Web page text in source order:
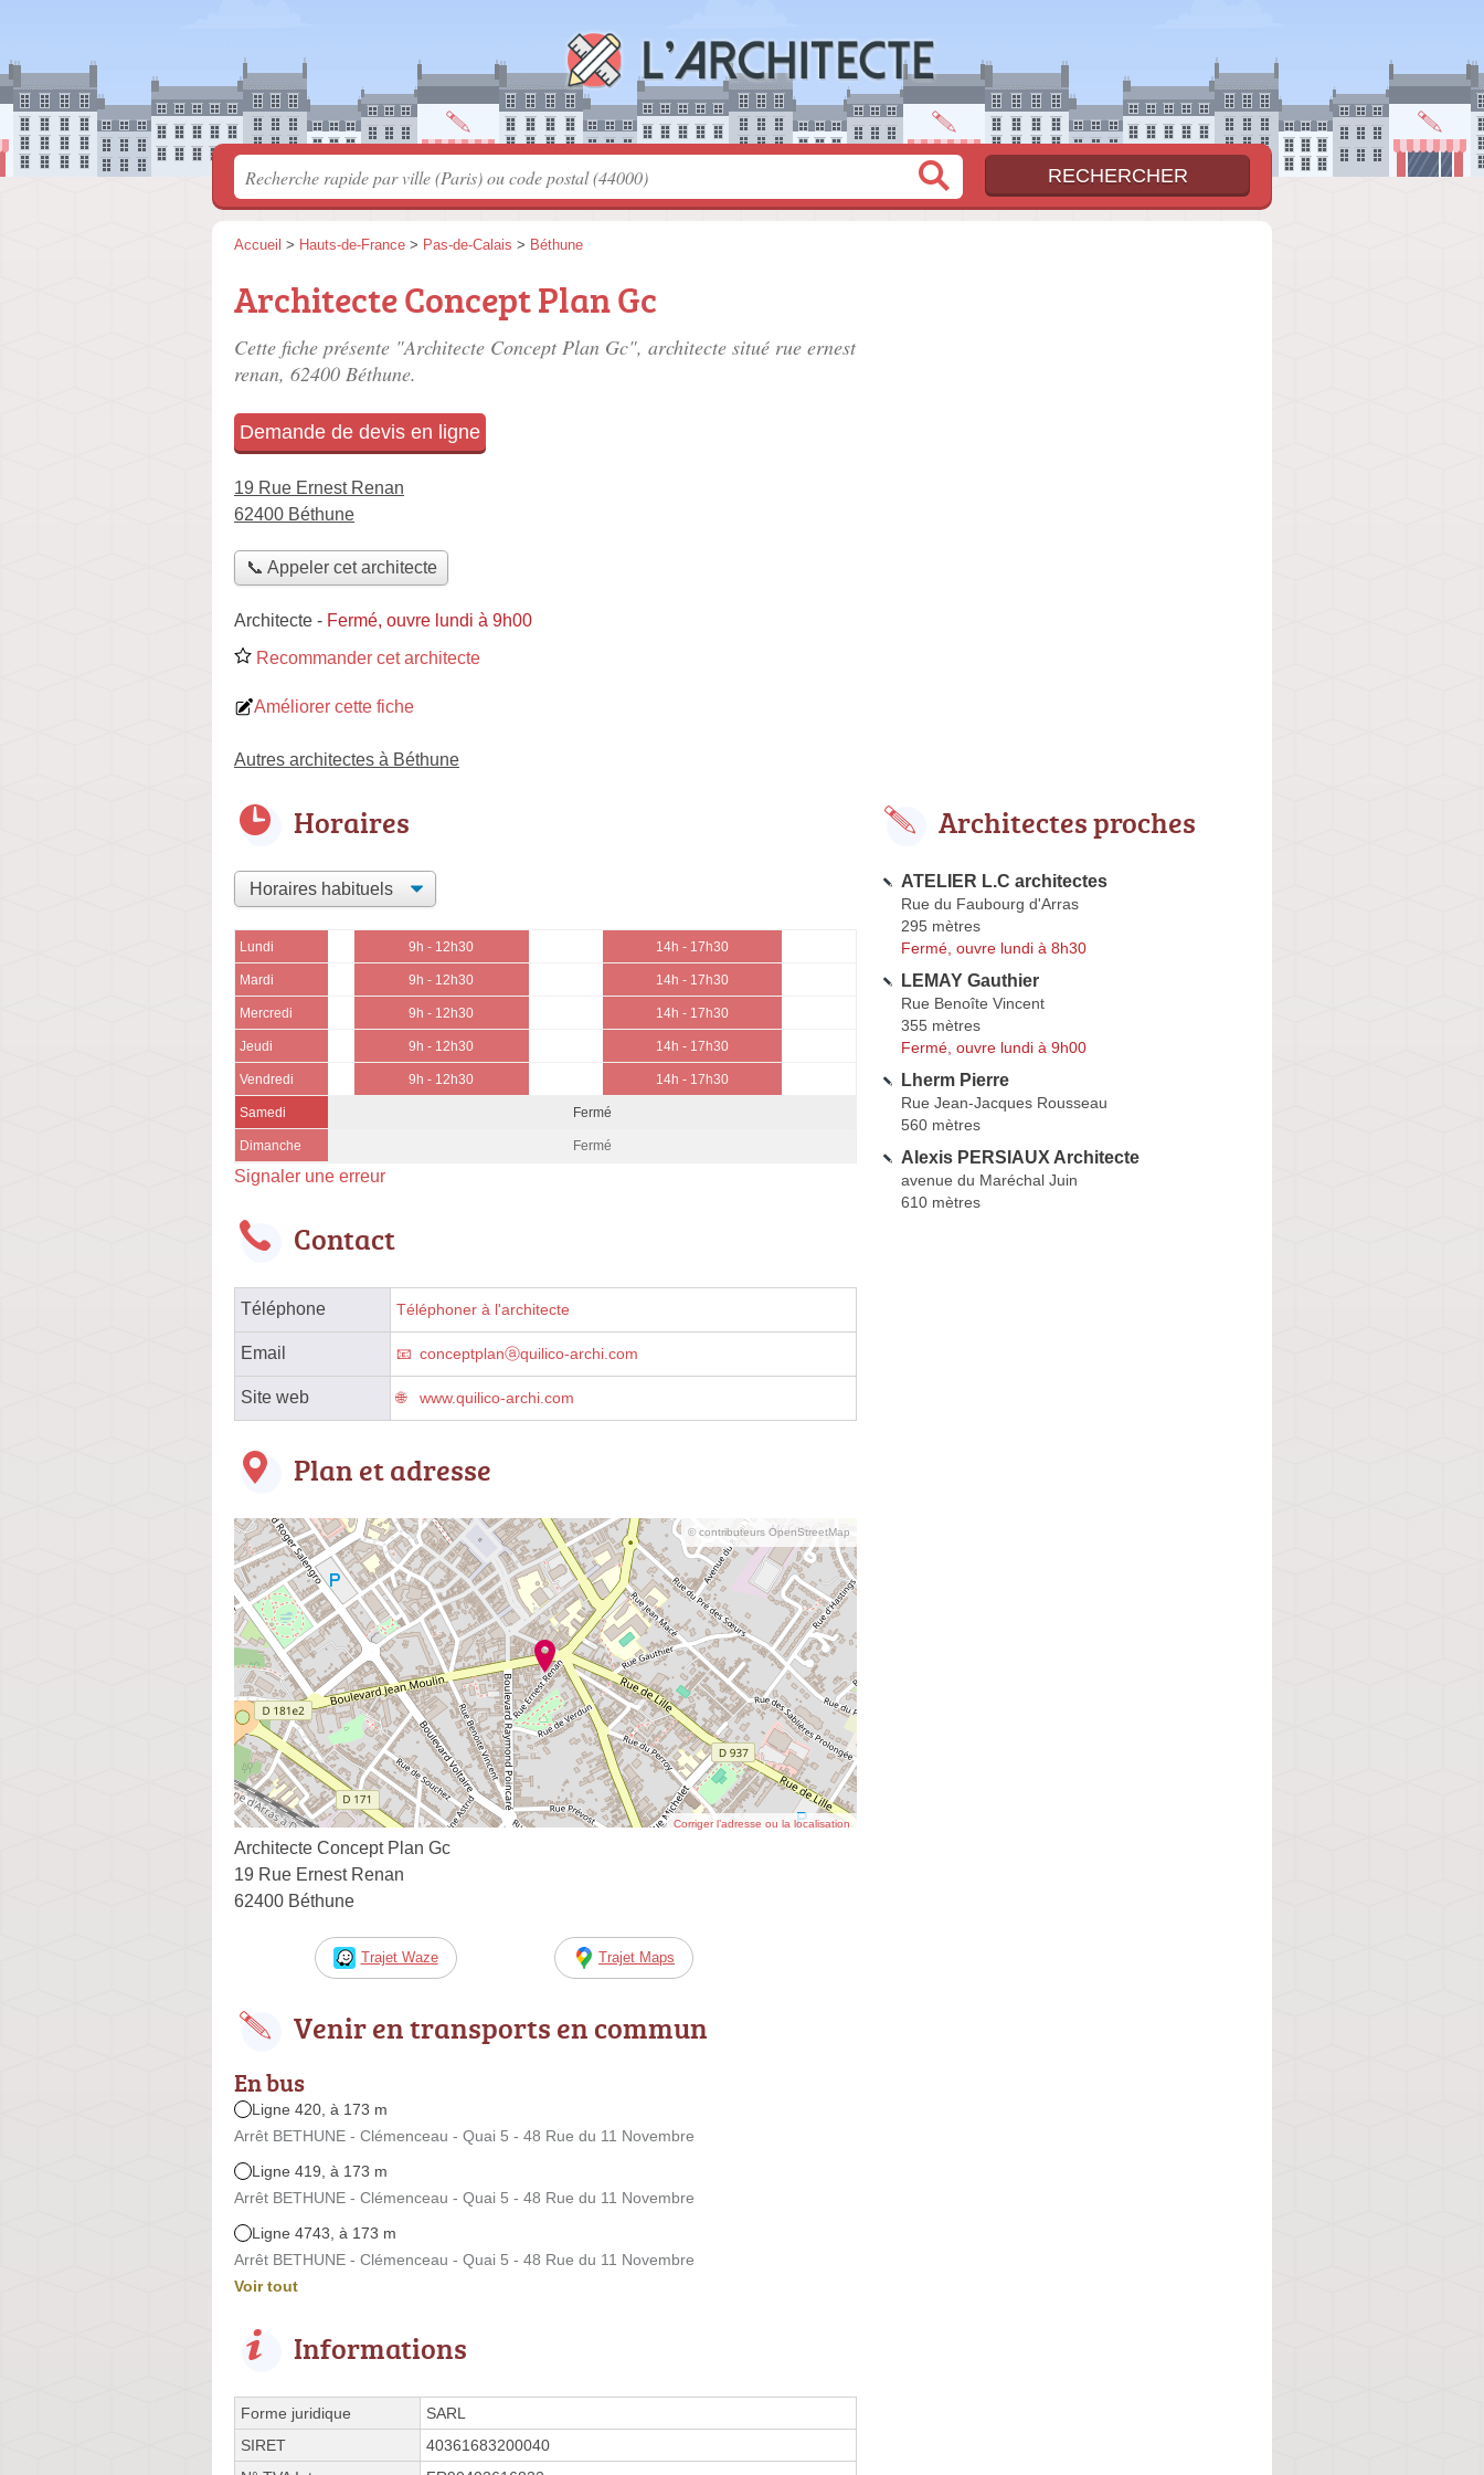
Accueil > Hauts-de-France > Pas-de-Calais > Béthune
Architecte Concept Plan Gc
Cette fiche présente "Architecte Concept Plan Gc", architecte situé rue ernest
renan, 62400 Béthune.
Demande de devis en ligne
19 Rue Ernest Renan
62400 Béthune
📞 Appeler cet architecte
Architecte - Fermé, ouvre lundi à 9h00
Recommander cet architecte
Améliorer cette fiche
Autres architectes à Béthune
Horaires
Lundi 9h - 12h30 14h - 17h30
Mardi 9h - 12h30 14h - 17h30
Mercredi 9h - 12h30 14h - 17h30
Jeudi 9h - 12h30 14h - 17h30
Vendredi 9h - 12h30 14h - 17h30
Samedi Fermé
Dimanche Fermé
Signaler une erreur
Contact
Téléphone Téléphoner à l'architecte
Email conceptplanⓐquilico-archi.com
Site web www.quilico-archi.com
Plan et adresse
© contributeurs OpenStreetMap
Corriger l’adresse ou la localisation
Architecte Concept Plan Gc
19 Rue Ernest Renan
62400 Béthune
Trajet Waze Trajet Maps
Venir en transports en commun
En bus
Ligne 420, à 173 m
Arrêt BETHUNE - Clémenceau - Quai 5 - 48 Rue du 11 Novembre
Ligne 419, à 173 m
Arrêt BETHUNE - Clémenceau - Quai 5 - 48 Rue du 11 Novembre
Ligne 4743, à 173 m
Arrêt BETHUNE - Clémenceau - Quai 5 - 48 Rue du 11 Novembre
Voir tout
Informations
Forme juridique
SARL
SIRET
40361683200040
Architectes proches
ATELIER L.C architectes
Rue du Faubourg d'Arras
295 mètres
Fermé, ouvre lundi à 8h30
LEMAY Gauthier
Rue Benoîte Vincent
355 mètres
Fermé, ouvre lundi à 9h00
Lherm Pierre
Rue Jean-Jacques Rousseau
560 mètres
Alexis PERSIAUX Architecte
avenue du Maréchal Juin
610 mètres